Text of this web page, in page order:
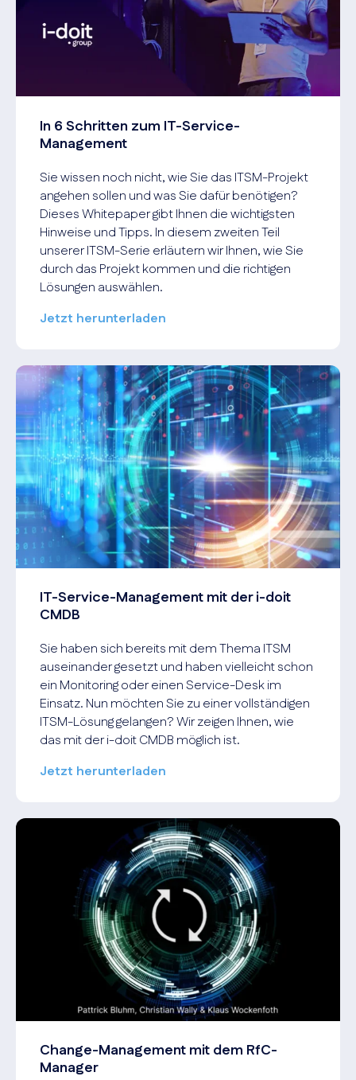
In 6 Schritten zum IT-Service-
Management
Sie wissen noch nicht, wie Sie das ITSM-Projekt
angehen sollen und was Sie dafür benötigen?
Dieses Whitepaper gibt Ihnen die wichtigsten
Hinweise und Tipps. In diesem zweiten Teil
unserer ITSM-Serie erläutern wir Ihnen, wie Sie
durch das Projekt kommen und die richtigen
Lösungen auswählen.
Jetzt herunterladen
IT-Service-Management mit der i-doit
CMDB
Sie haben sich bereits mit dem Thema ITSM
auseinander gesetzt und haben vielleicht schon
ein Monitoring oder einen Service-Desk im
Einsatz. Nun möchten Sie zu einer vollständigen
ITSM-Lösung gelangen? Wir zeigen Ihnen, wie
das mit der i-doit CMDB möglich ist.
Jetzt herunterladen
Change-Management mit dem RfC-
Manager